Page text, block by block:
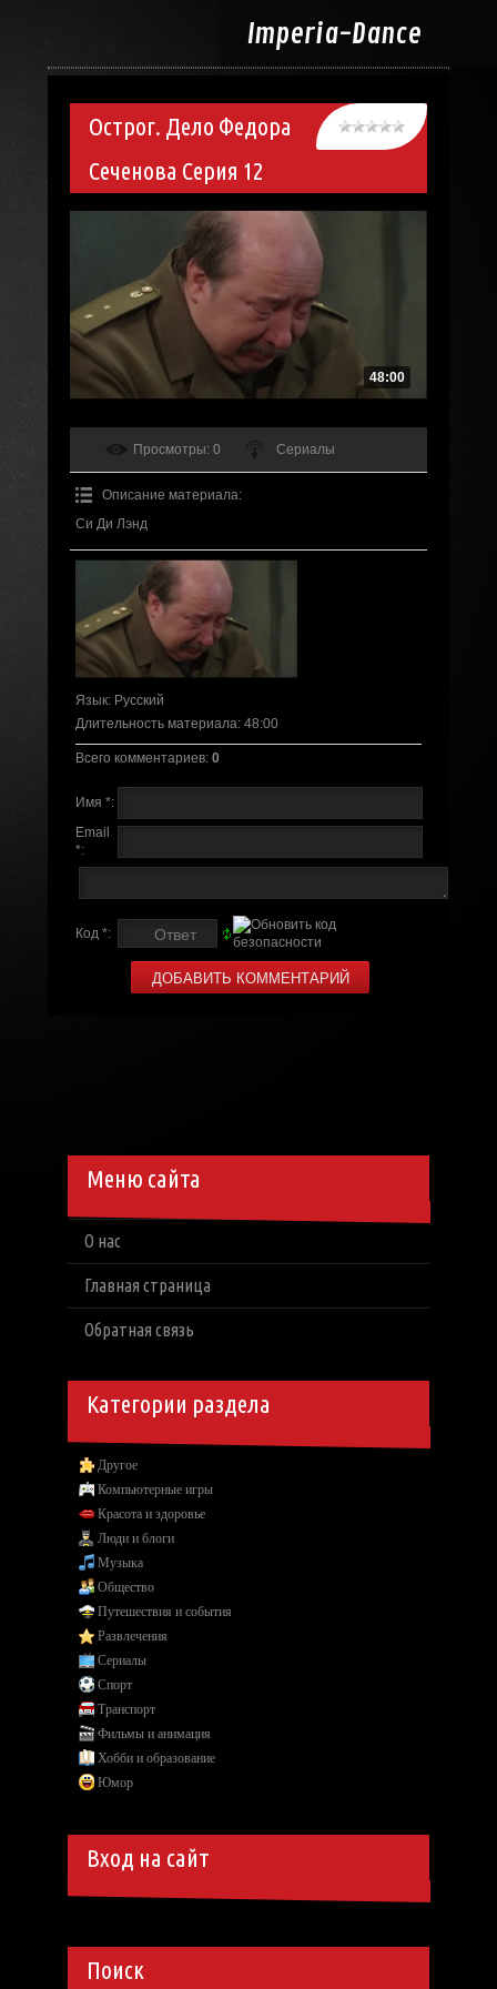
Imperia-Dance
Острог. Дело Федора
Сеченова Серия 12
48:00
Просмотры: 0 Сериалы
Описание материала:
Си Ди Лэнд
Язык: Русский
Длительность материала: 48:00
Всего комментариев: 0
Имя *:
Email
*:
Код *:
Меню сайта
О нас
Главная страница
Обратная связь
Категории раздела
Другое
Компьютерные игры
Красота и здоровье
Люди и блоги
Музыка
Общество
Путешествия и события
Развлечения
Сериалы
Спорт
Транспорт
Фильмы и анимация
Хобби и образование
Юмор
Вход на сайт
Поиск